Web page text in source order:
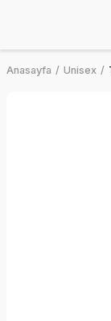
Anasayfa Unisex